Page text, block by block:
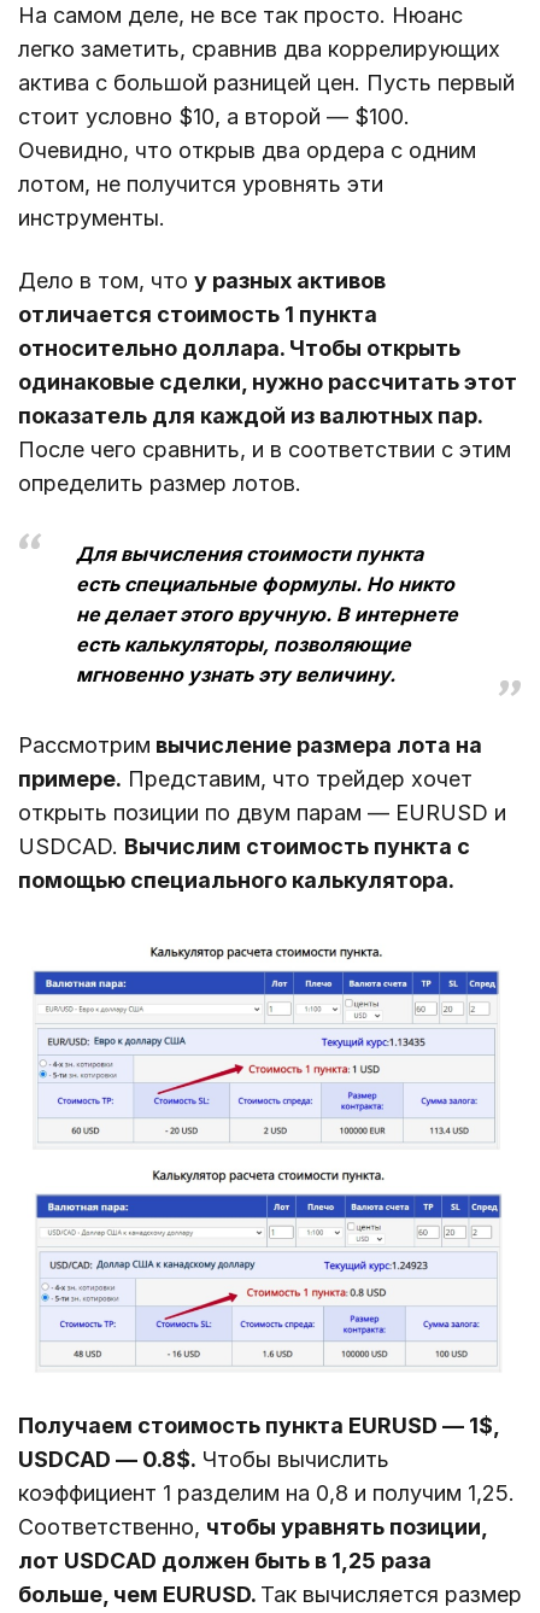
На самом деле, не все так просто. Нюанс
легко заметить, сравнив два коррелирующих
актива с большой разницей цен. Пусть первый
стоит условно $10, а второй ― $100.
Очевидно, что открыв два ордера с одним
лотом, не получится уровнять эти
инструменты.
Дело в том, что у разных активов
отличается стоимость 1 пункта
относительно доллара. Чтобы открыть
одинаковые сделки, нужно рассчитать этот
показатель для каждой из валютных пар.
После чего сравнить, и в соответствии с этим
определить размер лотов.
Для вычисления стоимости пункта
есть специальные формулы. Но никто
не делает этого вручную. В интернете
есть калькуляторы, позволяющие
мгновенно узнать эту величину.
Рассмотрим вычисление размера лота на
примере. Представим, что трейдер хочет
открыть позиции по двум парам ― EURUSD и
USDCAD. Вычислим стоимость пункта с
помощью специального калькулятора.
Получаем стоимость пункта EURUSD ― 1$,
USDCAD ― 0.8$. Чтобы вычислить
коэффициент 1 разделим на 0,8 и получим 1,25.
Соответственно, чтобы уравнять позиции,
лот USDCAD должен быть в 1,25 раза
больше, чем EURUSD. Так вычисляется размер